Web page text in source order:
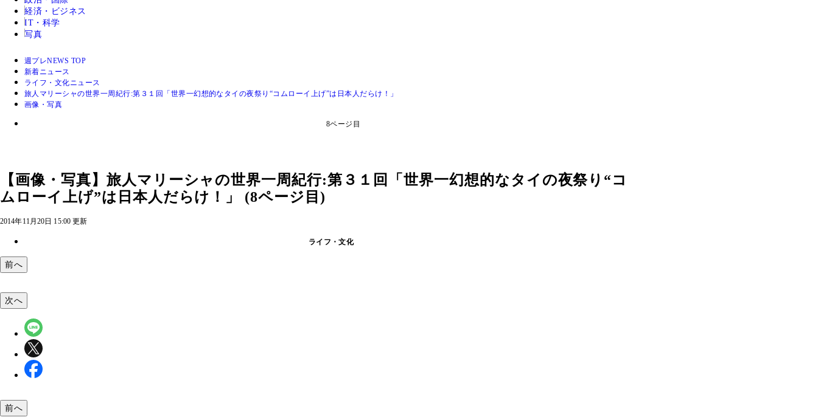
経済・ビジネス
IT・科学
写真
週プレNEWS TOP
新着ニュース
ライフ・文化ニュース
旅人マリーシャの世界一周紀行:第３１回「世界一幻想的なタイの夜祭り“コムローイ上げ”は日本人だらけ！」
画像・写真
8ページ目
【画像・写真】旅人マリーシャの世界一周紀行:第３１回「世界一幻想的なタイの夜祭り“コ
ムローイ上げ”は日本人だらけ！」 (8ページ目)
2014年11月20日 15:00 更新
ライフ・文化
前へ
次へ
前へ